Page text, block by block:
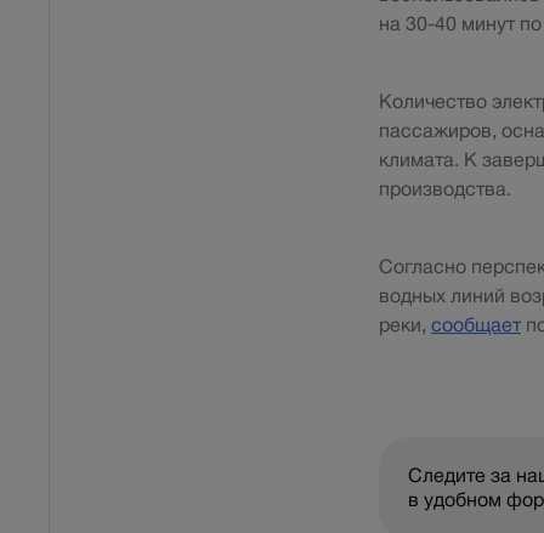
на 30-40 минут
Количество
пассажиров,
климата. К
производства.
Согласно
водных линий
реки, сообщает
Следите за
в удобном